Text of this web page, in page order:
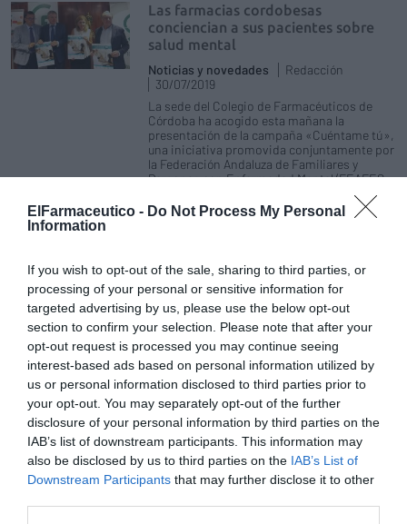
ElFarmaceutico - Do Not Process My Personal
Information
If you wish to opt-out of the sale, sharing to third parties, or
processing of your personal or sensitive information for
targeted advertising by us, please use the below opt-out
section to confirm your selection. Please note that after your
opt-out request is processed you may continue seeing
interest-based ads based on personal information utilized by
us or personal information disclosed to third parties prior to
your opt-out. You may separately opt-out of the further
disclosure of your personal information by third parties on the
IAB’s list of downstream participants. This information may
also be disclosed by us to third parties on the IAB’s List of
Downstream Participants that may further disclose it to other
Las farmacias cordobesas
conciencian a sus pacientes sobre
salud mental
Noticias y novedades
Redacción
30/07/2019
La sede del Colegio de Farmacéuticos de
Córdoba ha acogido esta mañana la
presentación de la campaña «Cuéntame tú»,
una iniciativa promovida conjuntamente por
la Federación Andaluza de Familiares y
Personas con Enfermedad Mental (FEAFES
ANDALUCÍA SALUD MENTAL), el Consejo
Andaluz de Colegios Oficiales de
Farmacéuticos (CACOF), la Asociación
farmacéutica Bidafarma, y con la
colaboración de Otsuka Lundbeck, que
busca sensibilizar y derribar los mitos y
prejuicios que existen en torno a los
problemas de salud mental que aún hoy
siguen siendo un tabú para gran parte de la
sociedad, y aunar esfuerzos para obtener
una atención más cercana y personal al
colectivo de salud mental de Andalucía.
Los miembros de la nueva Junta de
Gobierno del COF de Córdoba
toman posesión de sus cargos
Noticias y novedades
Redacción